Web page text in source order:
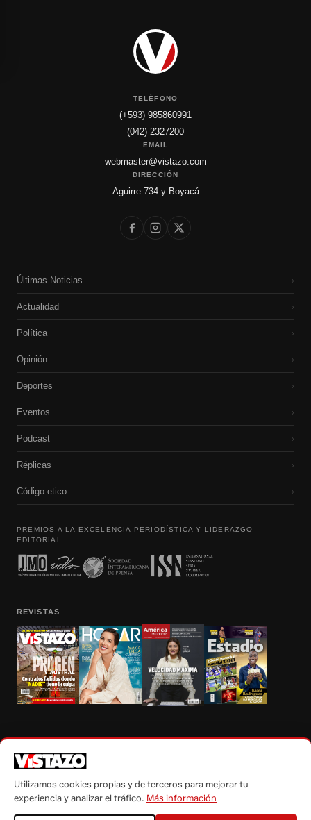
TELÉFONO
(+593) 985860991
(042) 2327200
EMAIL
webmaster@vistazo.com
DIRECCIÓN
Aguirre 734 y Boyacá
Últimas Noticias ›
Actualidad ›
Política ›
Opinión ›
Deportes ›
Eventos ›
Podcast ›
Réplicas ›
Código etico ›
PREMIOS A LA EXCELENCIA PERIODÍSTICA Y LIDERAZGO
EDITORIAL
REVISTAS
autorización escrita de su titular, de todos los contenidos de Vistazo.com.
Utilizamos cookies propias y de terceros para mejorar tu
experiencia y analizar el tráfico. Más información